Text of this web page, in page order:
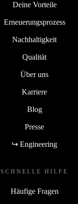
Deine Vorteile
Erneuerungsprozess
Nachhaltigkeit
Qualität
Über uns
Karriere
Blog
Presse
↪ Engineering
SCHNELLE HILFE
Häufige Fragen